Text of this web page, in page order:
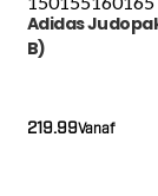
Adidas
B)
Vanaf
219.99